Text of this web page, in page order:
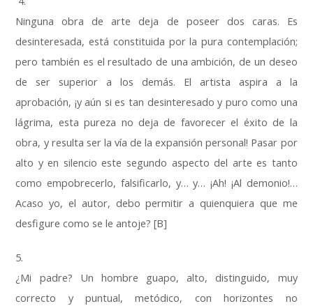
Ninguna obra de arte deja de poseer dos caras. Es
desinteresada, está constituida por la pura contemplación;
pero también es el resultado de una ambición, de un deseo
de ser superior a los demás. El artista aspira a la
aprobación, ¡y aún si es tan desinteresado y puro como una
lágrima, esta pureza no deja de favorecer el éxito de la
obra, y resulta ser la vía de la expansión personal! Pasar por
alto y en silencio este segundo aspecto del arte es tanto
como empobrecerlo, falsificarlo, y… y… ¡Ah! ¡Al demonio!…
Acaso yo, el autor, debo permitir a quienquiera que me
desfigure como se le antoje? [B]
5.
¿Mi padre? Un hombre guapo, alto, distinguido, muy
correcto y puntual, metódico, con horizontes no